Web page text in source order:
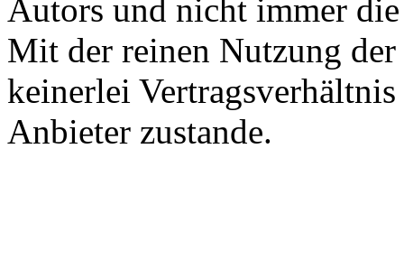
Autors und nicht immer
Mit der reinen Nutzung
keinerlei
Anbieter zustande.